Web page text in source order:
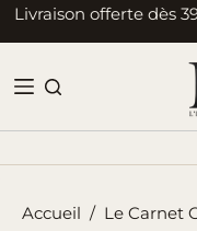
Passer
au
Livraison offerte dès
Accueil / Le Carnet